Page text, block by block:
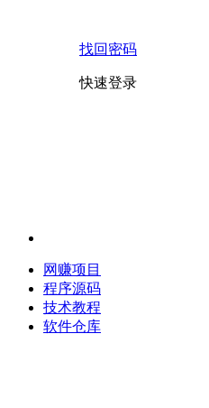
找回密码
快速登录
网赚项目
程序源码
技术教程
软件仓库